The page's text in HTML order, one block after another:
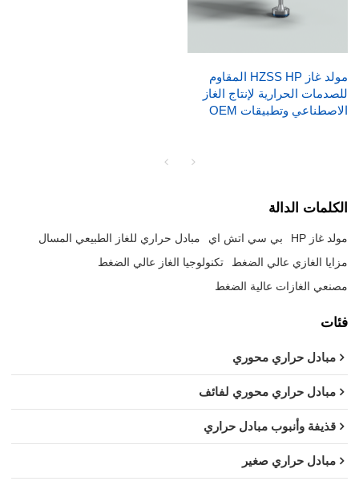
مولد غاز HZSS HP المقاوم
للصدمات الحرارية لإنتاج الغاز
الاصطناعي وتطبيقات OEM
الكلمات الدالة
مولد غاز HP بي سي اتش اي
مبادل حراري للغاز الطبيعي المسال
مزايا الغازي عالي الضغط
تكنولوجيا الغاز عالي الضغط
مصنعي الغازات عالية الضغط
فئات
مبادل حراري محوري
مبادل حراري محوري لفائف
قذيفة وأنبوب مبادل حراري
مبادل حراري صغير